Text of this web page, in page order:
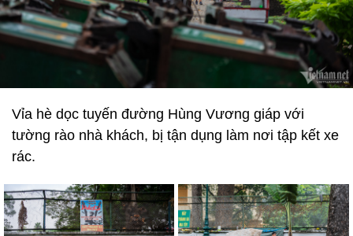
Vỉa hè dọc tuyến đường Hùng Vương giáp với
tường rào nhà khách, bị tận dụng làm nơi tập kết xe
rác.